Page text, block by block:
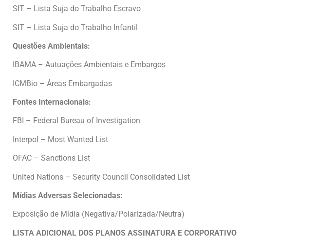
SIT – Lista Suja do Trabalho Escravo
SIT – Lista Suja do Trabalho Infantil
Questões Ambientais:
IBAMA – Autuações Ambientais e Embargos
ICMBio – Áreas Embargadas
Fontes Internacionais:
FBI – Federal Bureau of Investigation
Interpol – Most Wanted List
OFAC – Sanctions List
United Nations – Security Council Consolidated List
Mídias Adversas Selecionadas:
Exposição de Mídia (Negativa/Polarizada/Neutra)
LISTA ADICIONAL DOS PLANOS ASSINATURA E CORPORATIVO